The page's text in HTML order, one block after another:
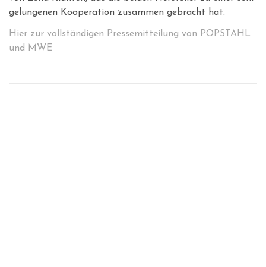
gelungenen Kooperation zusammen gebracht hat.
Hier zur vollständigen Pressemitteilung von POPSTAHL
und MWE